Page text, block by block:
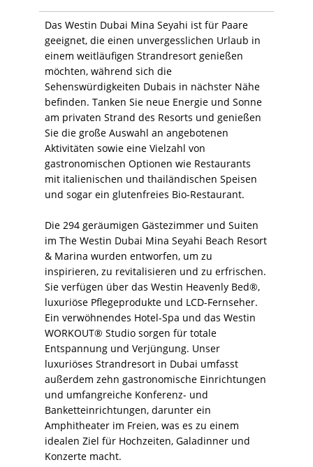
Das Westin Dubai Mina Seyahi ist für Paare
geeignet, die einen unvergesslichen Urlaub in
einem weitläufigen Strandresort genießen
möchten, während sich die
Sehenswürdigkeiten Dubais in nächster Nähe
befinden. Tanken Sie neue Energie und Sonne
am privaten Strand des Resorts und genießen
Sie die große Auswahl an angebotenen
Aktivitäten sowie eine Vielzahl von
gastronomischen Optionen wie Restaurants
mit italienischen und thailändischen Speisen
und sogar ein glutenfreies Bio-Restaurant.
Die 294 geräumigen Gästezimmer und Suiten
im The Westin Dubai Mina Seyahi Beach Resort
& Marina wurden entworfen, um zu
inspirieren, zu revitalisieren und zu erfrischen.
Sie verfügen über das Westin Heavenly Bed®,
luxuriöse Pflegeprodukte und LCD-Fernseher.
Ein verwöhnendes Hotel-Spa und das Westin
WORKOUT® Studio sorgen für totale
Entspannung und Verjüngung. Unser
luxuriöses Strandresort in Dubai umfasst
außerdem zehn gastronomische Einrichtungen
und umfangreiche Konferenz- und
Banketteinrichtungen, darunter ein
Amphitheater im Freien, was es zu einem
idealen Ziel für Hochzeiten, Galadinner und
Konzerte macht.